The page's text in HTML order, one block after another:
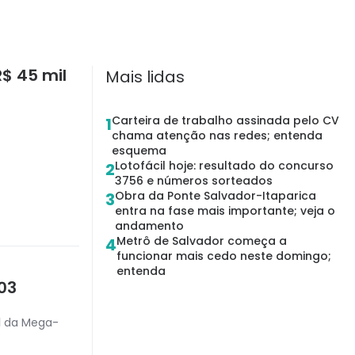
45 mil
da Mega-
Mais lidas
1Carteira de trabalho assinada pelo CV
chama atenção nas redes; entenda
esquema
2Lotofácil hoje: resultado do concurso
3756 e números sorteados
3Obra da Ponte Salvador-Itaparica
entra na fase mais importante; veja o
andamento
4Metrô de Salvador começa a
funcionar mais cedo neste domingo;
entenda